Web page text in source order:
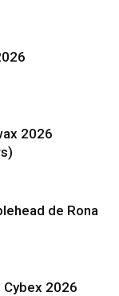
2026
de Rona
Cybex 2026